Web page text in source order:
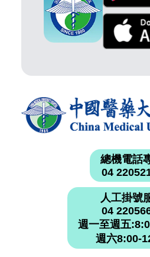
總機電話
04
人工掛號
04
週一至週五
週六8:00-